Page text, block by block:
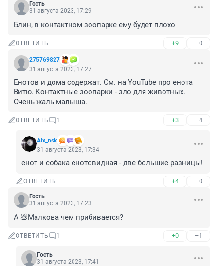
Гость
31 августа 2023, 17:29
Блин, в контактном зоопарке ему будет плохо
ОТВЕТИТЬ +9 –0
275769827
31 августа 2023, 17:27
Енотов и дома содержат. См. на YouTube про енота
Витю. Контактные зоопарки - зло для животных.
Очень жаль малыша.
ОТВЕТИТЬ 1 +3 –4
Alx_nsk
31 августа 2023, 17:34
енот и собака енотовидная - две большие разницы!
ОТВЕТИТЬ +4 –0
Гость
31 августа 2023, 17:23
А 💩Малкова чем прибивается?
ОТВЕТИТЬ 1 +0 –1
Гость
31 августа 2023, 17:41